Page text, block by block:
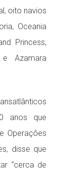
oito navios
Oceania
Princess,
e Azamara
anos que
Operações
disse que
“cerca de